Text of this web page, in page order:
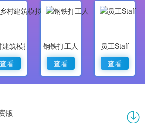
建筑模拟天堂
查看
钢铁打工人
查看
员工Staff
查看
版